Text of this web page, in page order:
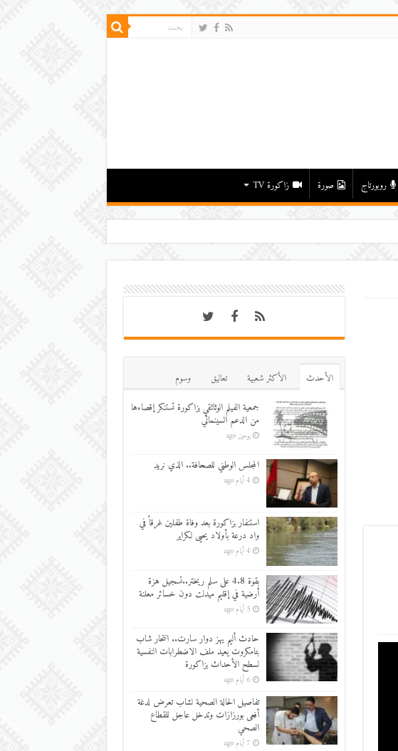
روبورتاج صورة زاكورة TV
اﻷحدث اﻷكثر شعبية تعاليق
وسوم
جمعية الفيلم الوثائقي بزاكورة تستنكر إقصاءها
من الدعم السينمائي
يومين ago
المجلس الوطني للصحافة.. الذي نريد
4 أيام ago
استنفار بزاكورة بعد وفاة طفلين غرقاً في
واد درعة بأولاد يحيى لكراير
4 أيام ago
بقوة 4.8 على سلم ريختر..تسجيل هزة
أرضية في إقليم ميدلت دون خسائر معلنة
5 أيام ago
حادث أليم يهز دوار سارت.. انتحار شاب
بتامكروت يعيد ملف الاضطرابات النفسية
لسطح الأحداث بزاكورة
6 أيام ago
تفاصيل الحالة الصحية لشاب تعرض لدغة
أفعى بورزازات وتدخل عاجل للقطاع
الصحي
7 أيام ago